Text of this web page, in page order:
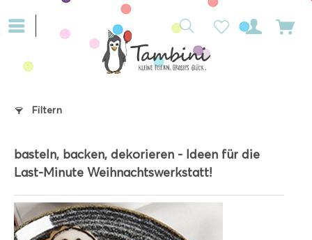
Filtern
basteln, backen, dekorieren - Ideen für die
Last-Minute Weihnachtswerkstatt!